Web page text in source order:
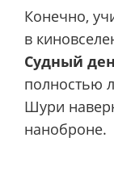
Конечно,
в
Судный
полностью
Шури
наноброне.